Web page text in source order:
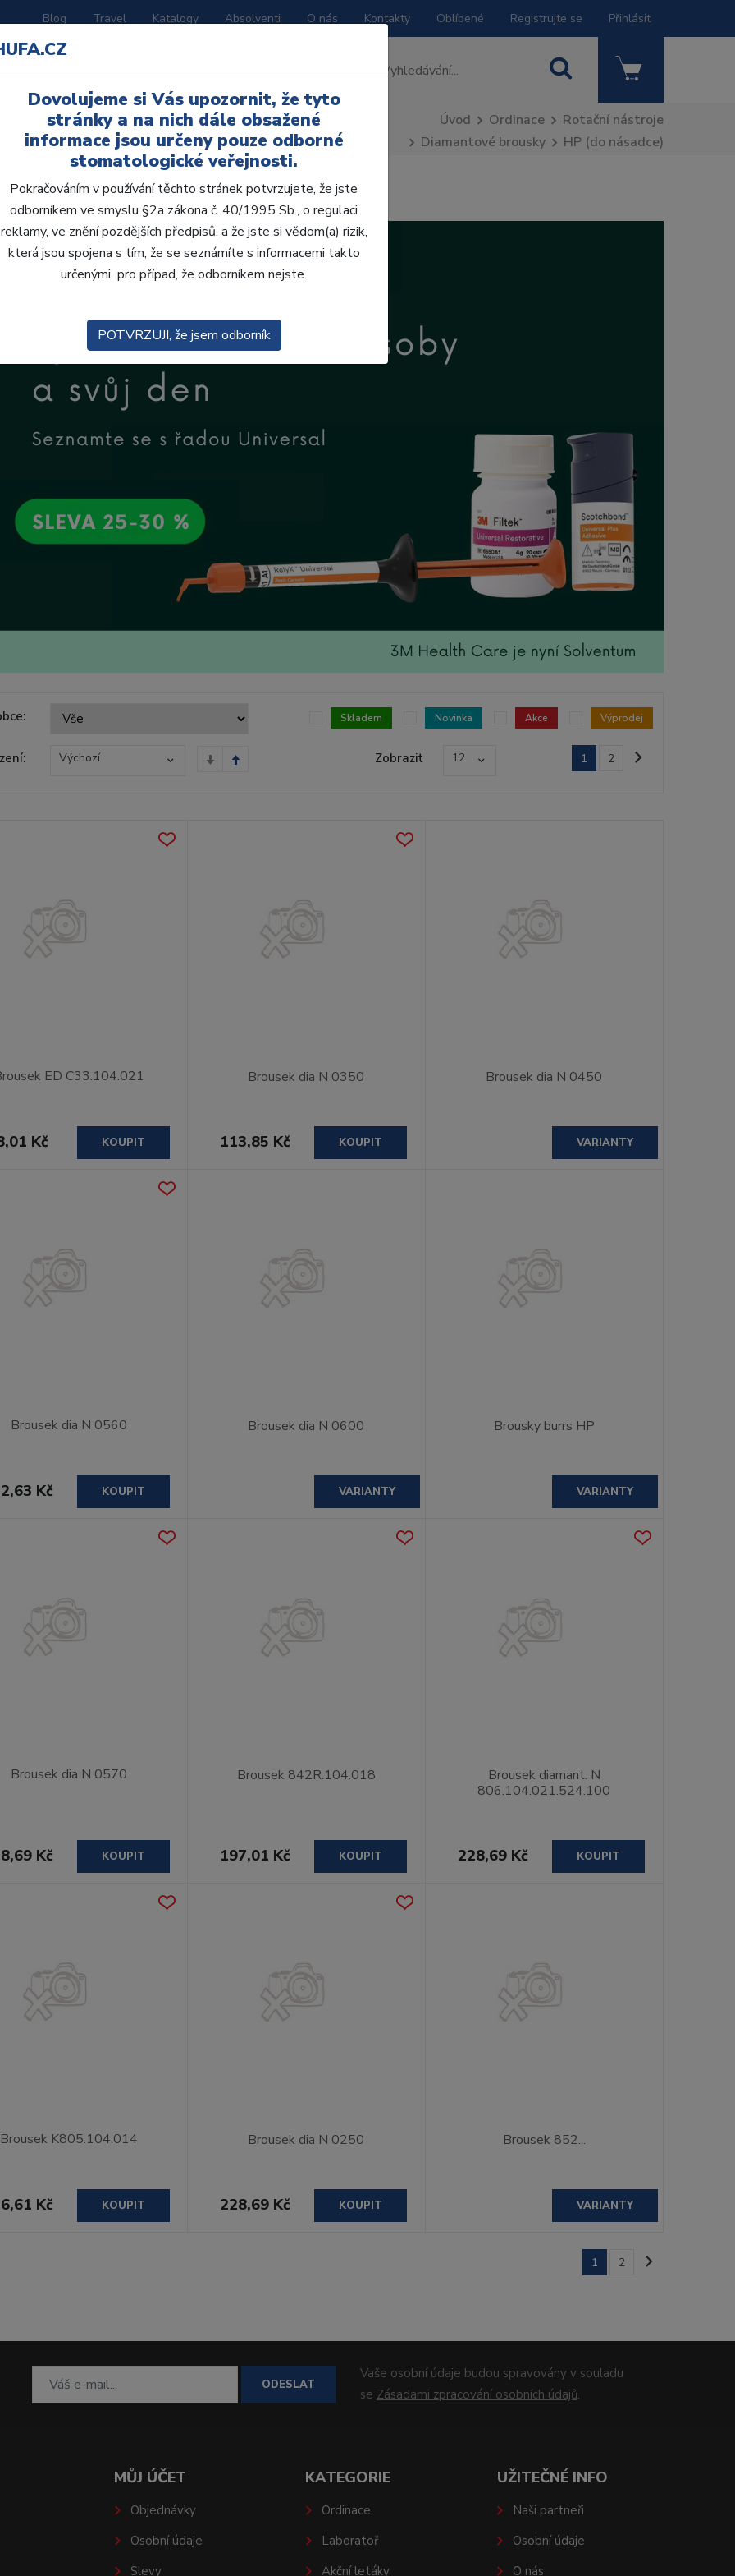
Blog Travel Katalogy Absolventi O nás Kontakty Oblíbené Registrujte se Přihlásit
Úvod Ordinace
Rotační nástroje
Diamantové brousky
HP (do násadce)
Skladem Novinka Akce Výprodej
Výchozí Zobrazit 12 1 2
ED C33.104.021
Kč KOUPIT
Brousek dia N 0350
113,85 Kč KOUPIT
Brousek dia N 0450
VARIANTY
Brousek dia N 0560
Kč KOUPIT
Brousek dia N 0600
VARIANTY
Brousky burrs HP
VARIANTY
Brousek dia N 0570
Kč KOUPIT
Brousek 842R.104.018
197,01 Kč KOUPIT
Brousek diamant. N
806.104.021.524.100
228,69 Kč KOUPIT
Brousek K805.104.014
Kč KOUPIT
Brousek dia N 0250
228,69 Kč KOUPIT
Brousek 852...
VARIANTY
1 2
ODESLAT
Vaše osobní údaje budou spravovány v souladu
se Zásadami zpracování osobních údajů.
MŮJ ÚČET
Objednávky
Osobní údaje
Slevy
KATEGORIE
Ordinace
Laboratoř
Akční letáky
UŽITEČNÉ INFO
Naši partneři
Osobní údaje
O nás
Dovolujeme si Vás upozornit, že tyto
stránky a na nich dále obsažené
informace jsou určeny pouze odborné
stomatologické veřejnosti.
Pokračováním v používání těchto stránek potvrzujete, že jste
odborníkem ve smyslu §2a zákona č. 40/1995 Sb., o regulaci
reklamy, ve znění pozdějších předpisů, a že jste si vědom(a) rizik,
která jsou spojena s tím, že se seznámíte s informacemi takto
určenými pro případ, že odborníkem nejste.
POTVRZUJI, že jsem odborník